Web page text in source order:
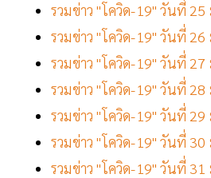
รวมข่าว "โควิด-19" วันที่ 25
รวมข่าว "โควิด-19" วันที่ 26
รวมข่าว "โควิด-19" วันที่ 27
รวมข่าว "โควิด-19" วันที่ 28
รวมข่าว "โควิด-19" วันที่ 29
รวมข่าว "โควิด-19" วันที่ 30
รวมข่าว "โควิด-19" วันที่ 31